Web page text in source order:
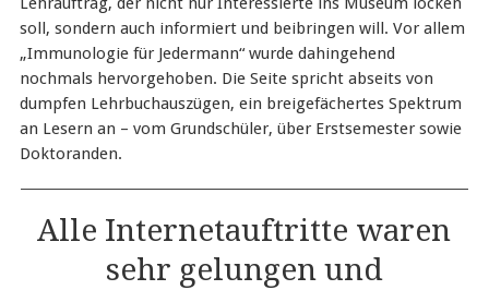
soll, sondern auch informiert und beibringen will. Vor allem
„Immunologie für Jedermann“ wurde dahingehend
nochmals hervorgehoben. Die Seite spricht abseits von
dumpfen Lehrbuchauszügen, ein breigefächertes Spektrum
an Lesern an – vom Grundschüler, über Erstsemester sowie
Doktoranden.
Alle Internetauftritte waren
sehr gelungen und